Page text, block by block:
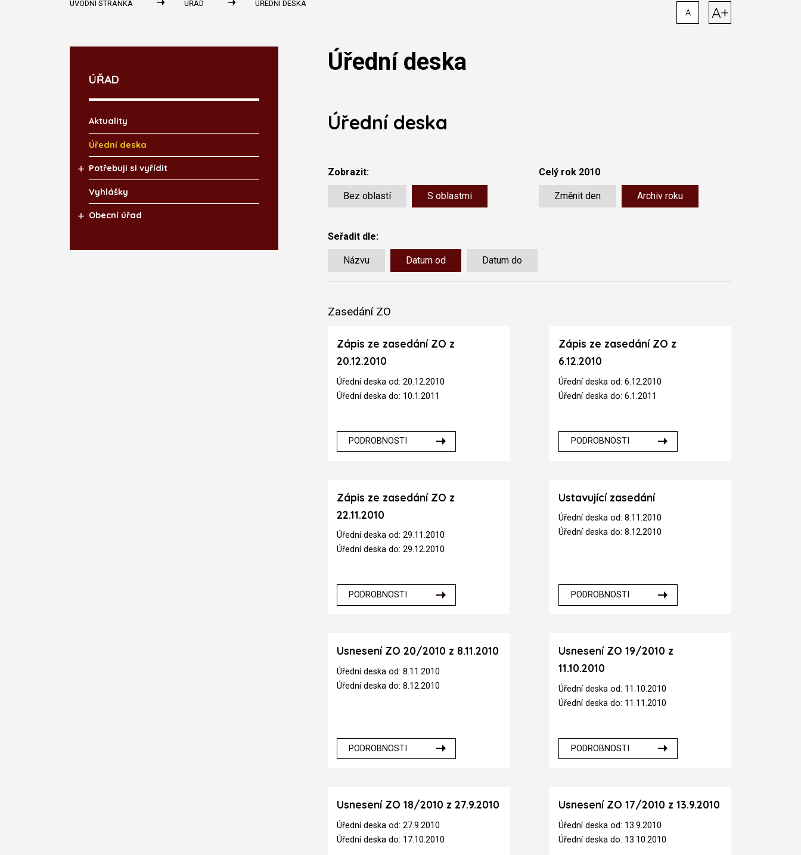
ÚVODNÍ STRÁNKA ÚŘAD ÚŘEDNÍ DESKA
A A+
Úřední deska
Úřední deska
Zobrazit:
Bez oblastí S oblastmi
Celý rok 2010
Změnit den Archiv roku
Seřadit dle:
Názvu Datum od Datum do
Zasedání ZO
Zápis ze zasedání ZO z
20.12.2010
Úřední deska od: 20.12.2010
Úřední deska do: 10.1.2011
PODROBNOSTI
Zápis ze zasedání ZO z
6.12.2010
Úřední deska od: 6.12.2010
Úřední deska do: 6.1.2011
PODROBNOSTI
Zápis ze zasedání ZO z
22.11.2010
Úřední deska od: 29.11.2010
Úřední deska do: 29.12.2010
PODROBNOSTI
Ustavující zasedání
Úřední deska od: 8.11.2010
Úřední deska do: 8.12.2010
PODROBNOSTI
Usnesení ZO 20/2010 z 8.11.2010
Úřední deska od: 8.11.2010
Úřední deska do: 8.12.2010
PODROBNOSTI
Usnesení ZO 19/2010 z
11.10.2010
Úřední deska od: 11.10.2010
Úřední deska do: 11.11.2010
PODROBNOSTI
Usnesení ZO 18/2010 z 27.9.2010
Úřední deska od: 27.9.2010
Úřední deska do: 17.10.2010
Usnesení ZO 17/2010 z 13.9.2010
Úřední deska od: 13.9.2010
Úřední deska do: 13.10.2010
ÚŘAD
Aktuality
Úřední deska
Potřebuji si vyřídit
Vyhlášky
Obecní úřad